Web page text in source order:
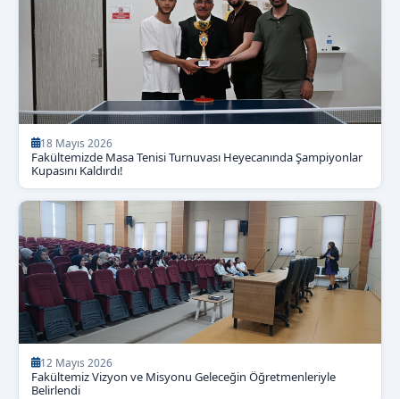
18 Mayıs 2026
Fakültemizde Masa Tenisi Turnuvası Heyecanında Şampiyonlar
Kupasını Kaldırdı!
12 Mayıs 2026
Fakültemiz Vizyon ve Misyonu Geleceğin Öğretmenleriyle
Belirlendi